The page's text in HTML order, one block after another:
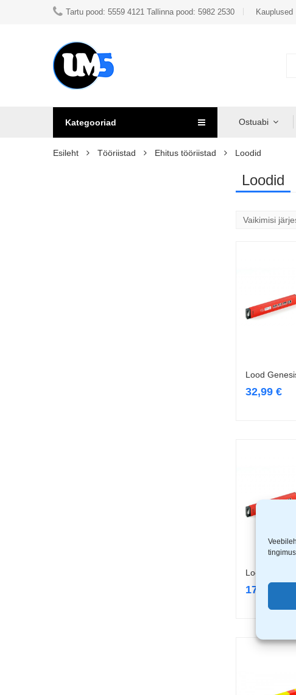
Tartu pood: 5559 4121 Tallinna pood: 5982 2530 Kauplused
Kategooriad Ostuabi
Esileht Tööriistad Ehitus tööriistad Loodid
Loodid
Lood
32,99 €
Lood
17,99